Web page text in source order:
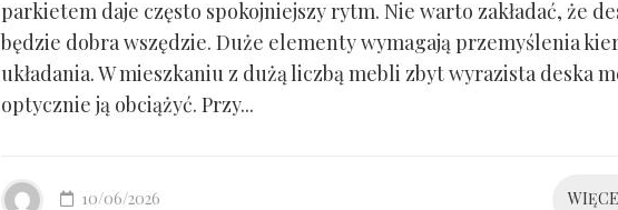
parkietem daje często spokojniejszy rytm. Nie warto zakładać, że
będzie dobra wszędzie. Duże elementy wymagają przemyślenia
układania. W mieszkaniu z dużą liczbą mebli zbyt wyrazista deska
optycznie ją obciążyć. Przy...
10/06/2026